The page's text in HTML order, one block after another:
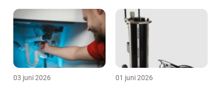
03 juni 2026 01 juni 2026